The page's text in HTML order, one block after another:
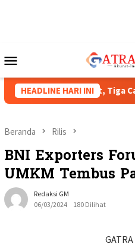
Mobile
HEADLINE HARI INI
XVIII Menguat, Tiga
Beranda Rilis
BNI Exporters
UMKM Tembus
Redaksi GM
06/03/2024
180 Dilihat